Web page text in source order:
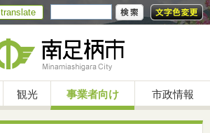
translate
観光 事業者向け 市政情報